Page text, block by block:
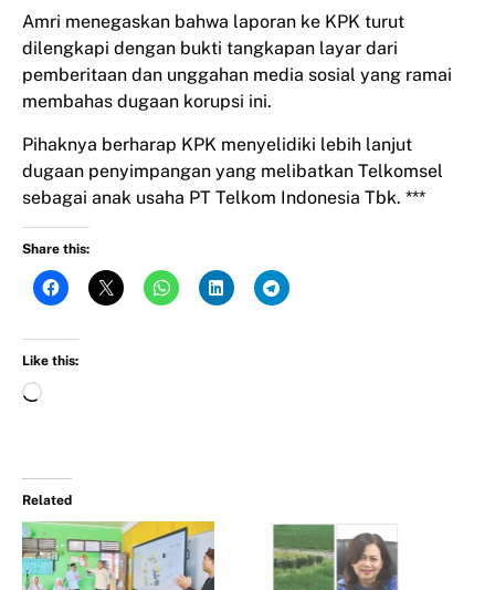
Amri menegaskan bahwa laporan ke KPK turut
dilengkapi dengan bukti tangkapan layar dari
pemberitaan dan unggahan media sosial yang ramai
membahas dugaan korupsi ini.
Pihaknya berharap KPK menyelidiki lebih lanjut
dugaan penyimpangan yang melibatkan Telkomsel
sebagai anak usaha PT Telkom Indonesia Tbk. ***
Share this:
Like this:
Related